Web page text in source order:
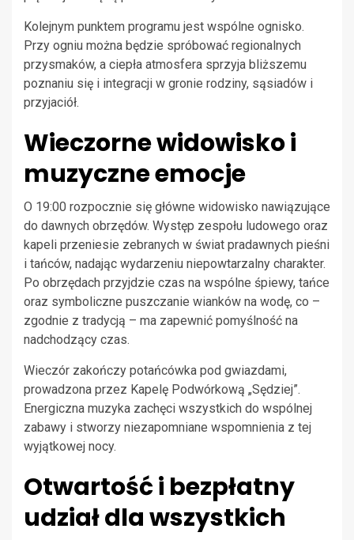
Kolejnym punktem programu jest wspólne ognisko.
Przy ogniu można będzie spróbować regionalnych
przysmaków, a ciepła atmosfera sprzyja bliższemu
poznaniu się i integracji w gronie rodziny, sąsiadów i
przyjaciół.
Wieczorne widowisko i
muzyczne emocje
O 19:00 rozpocznie się główne widowisko nawiązujące
do dawnych obrzędów. Występ zespołu ludowego oraz
kapeli przeniesie zebranych w świat pradawnych pieśni
i tańców, nadając wydarzeniu niepowtarzalny charakter.
Po obrzędach przyjdzie czas na wspólne śpiewy, tańce
oraz symboliczne puszczanie wianków na wodę, co –
zgodnie z tradycją – ma zapewnić pomyślność na
nadchodzący czas.
Wieczór zakończy potańcówka pod gwiazdami,
prowadzona przez Kapelę Podwórkową „Sędziej”.
Energiczna muzyka zachęci wszystkich do wspólnej
zabawy i stworzy niezapomniane wspomnienia z tej
wyjątkowej nocy.
Otwartość i bezpłatny
udział dla wszystkich